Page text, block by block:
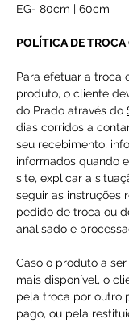
EG- 80cm | 60cm
POLÍTICA DE
Para efetuar a troca
produto, o cliente
do Prado através do
dias corridos a
seu recebimento,
informados quando
site, explicar a
seguir as instruções
pedido de troca ou
analisado e
Caso o produto a
mais disponível, o
pela troca por outro
pago, ou pela